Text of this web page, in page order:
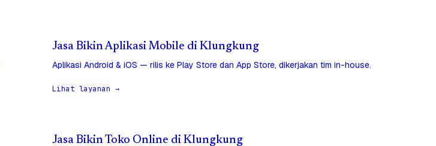
Jasa Bikin Aplikasi Mobile di Klungkung
Aplikasi Android & iOS — rilis ke Play Store dan App Store, dikerjakan tim in-house.
Lihat layanan →
Jasa Bikin Toko Online di Klungkung